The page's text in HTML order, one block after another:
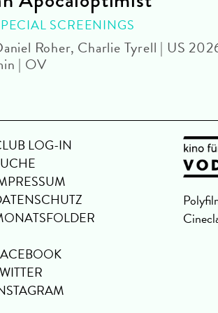
SCREENINGS
Roher, Charlie Tyrell | US
| OV
LOG-IN